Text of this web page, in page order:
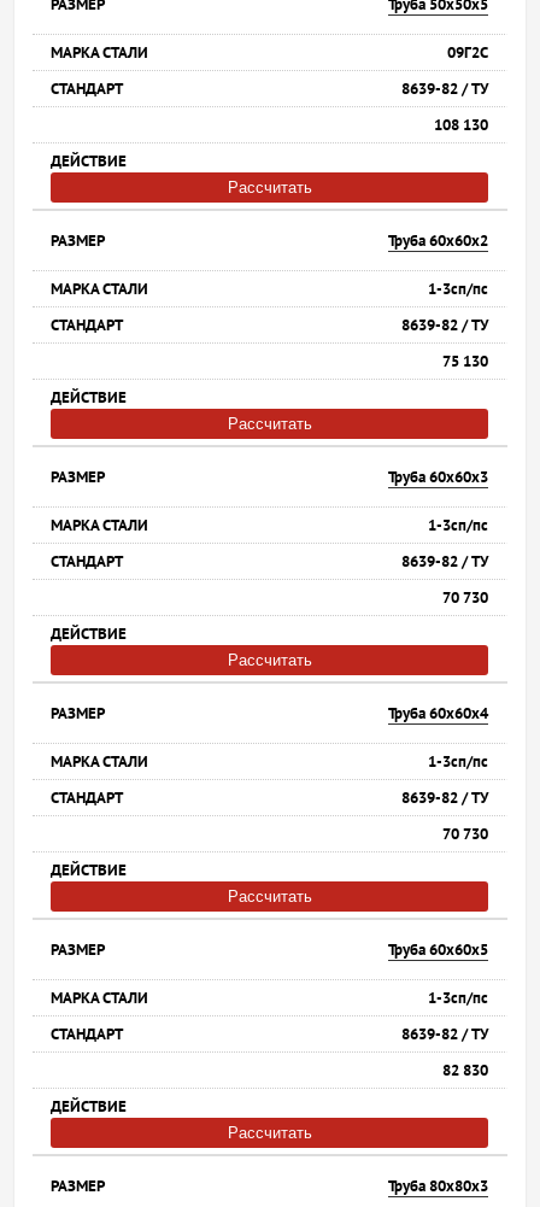
Труба 50х50х5
09Г2С
8639-82 / ТУ
108 130
Рассчитать
Труба 60х60х2
1-3сп/пс
8639-82 / ТУ
75 130
Рассчитать
Труба 60х60х3
1-3сп/пс
8639-82 / ТУ
70 730
Рассчитать
Труба 60х60х4
1-3сп/пс
8639-82 / ТУ
70 730
Рассчитать
Труба 60х60х5
1-3сп/пс
8639-82 / ТУ
82 830
Рассчитать
Труба 80х80х3